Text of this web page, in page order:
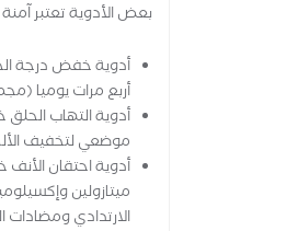
بعض الأدوية تعتبر آمنة
أربع مرات يوميا (مجموع الجرعة اليومية 4 غرام). لم
أدوية التهاب
موضعي لتخفيف
أدوية احتقان
الارتدادي